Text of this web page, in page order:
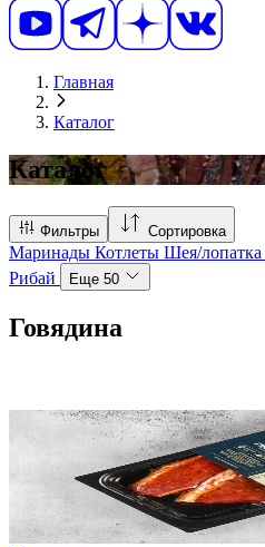
Главная
Каталог
Каталог
Фильтры Сортировка
Маринады Котлеты Шея/лопатка
Рибай
Еще 50
Говядина